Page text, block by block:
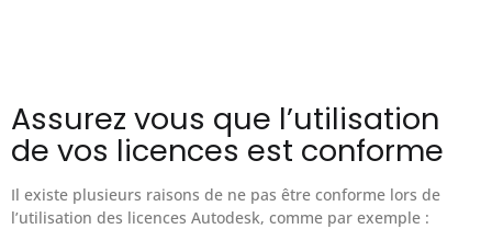
Assurez vous que l’utilisation
de vos licences est conforme
Il existe plusieurs raisons de ne pas être conforme lors de
l’utilisation des licences Autodesk, comme par exemple :